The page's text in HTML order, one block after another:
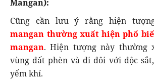
Mangan):
Cũng cần lưu ý rằng hiện
mangan thường xuất hiện phổ
mangan. Hiện tượng này thường
vùng đất phèn và đi đôi với độc
yếm khí.